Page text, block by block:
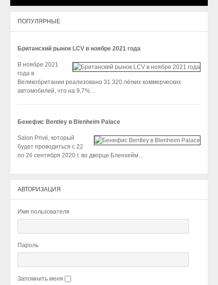
ПОПУЛЯРНЫЕ
Британский рынок LCV в ноябре 2021 года
В ноябре 2021
года в
Великобритании реализовано 31 320 лёгких коммерческих
автомобилей, что на 9,7%…
Бенефис Bentley в Blenheim Palace
Salon Privé, который
будет проводиться с 22
по 26 сентября 2020 г. во дворце Бленхейм…
АВТОРИЗАЦИЯ
Имя пользователя
Пароль
Запомнить меня